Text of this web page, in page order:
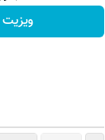
ویزیت